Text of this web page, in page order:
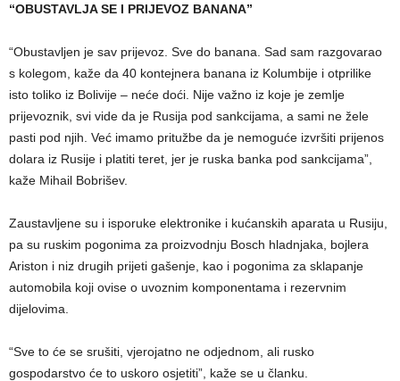
“OBUSTAVLJA SE I PRIJEVOZ BANANA”
“Obustavljen je sav prijevoz. Sve do banana. Sad sam razgovarao
s kolegom, kaže da 40 kontejnera banana iz Kolumbije i otprilike
isto toliko iz Bolivije – neće doći. Nije važno iz koje je zemlje
prijevoznik, svi vide da je Rusija pod sankcijama, a sami ne žele
pasti pod njih. Već imamo pritužbe da je nemoguće izvršiti prijenos
dolara iz Rusije i platiti teret, jer je ruska banka pod sankcijama”,
kaže Mihail Bobrišev.
Zaustavljene su i isporuke elektronike i kućanskih aparata u Rusiju,
pa su ruskim pogonima za proizvodnju Bosch hladnjaka, bojlera
Ariston i niz drugih prijeti gašenje, kao i pogonima za sklapanje
automobila koji ovise o uvoznim komponentama i rezervnim
dijelovima.
“Sve to će se srušiti, vjerojatno ne odjednom, ali rusko
gospodarstvo će to uskoro osjetiti”, kaže se u članku.